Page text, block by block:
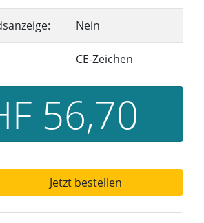
Nein
CE-Zeichen
56,70
Jetzt bestellen